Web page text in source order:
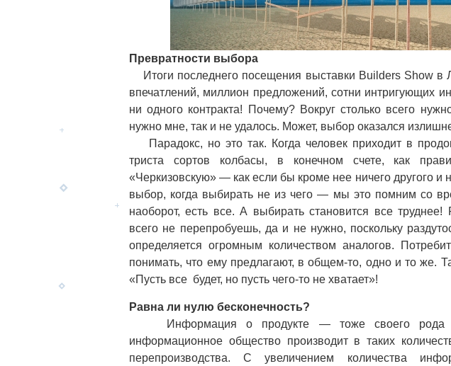
Превратности выбора
Итоги последнего посещения выставки Builders Show в
впечатлений, миллион предложений, сотни интригующих
ни одного контракта! Почему? Вокруг столько всего
нужно мне, так и не удалось. Может, выбор оказался
Парадокс, но это так. Когда человек приходит в
триста сортов колбасы, в конечном счете, как
«Черкизовскую» — как если бы кроме нее ничего другого и
выбор, когда выбирать не из чего — мы это помним со
наоборот, есть все. А выбирать становится все
всего не перепробуешь, да и не нужно, поскольку
определяется огромным количеством аналогов.
понимать, что ему предлагают, в общем-то, одно и то же.
«Пусть все будет, но пусть чего-то не хватает»!
Равна ли нулю бесконечность?
Информация о продукте — тоже своего рода
информационное общество производит в таких
перепроизводства. С увеличением количества